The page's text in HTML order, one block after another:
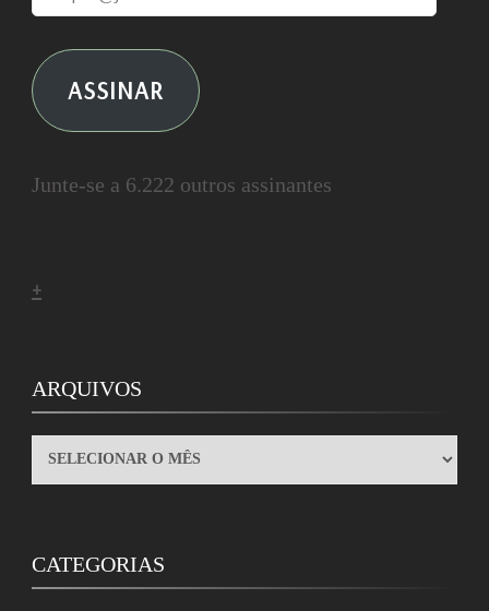
ASSINAR
Junte-se a 6.222 outros assinantes
+
ARQUIVOS
ARQUIVOS
CATEGORIAS